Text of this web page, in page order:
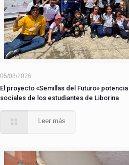
05/08/2026
El proyecto «Semillas del Futuro»
sociales de los estudiantes de Liborina
Leer más